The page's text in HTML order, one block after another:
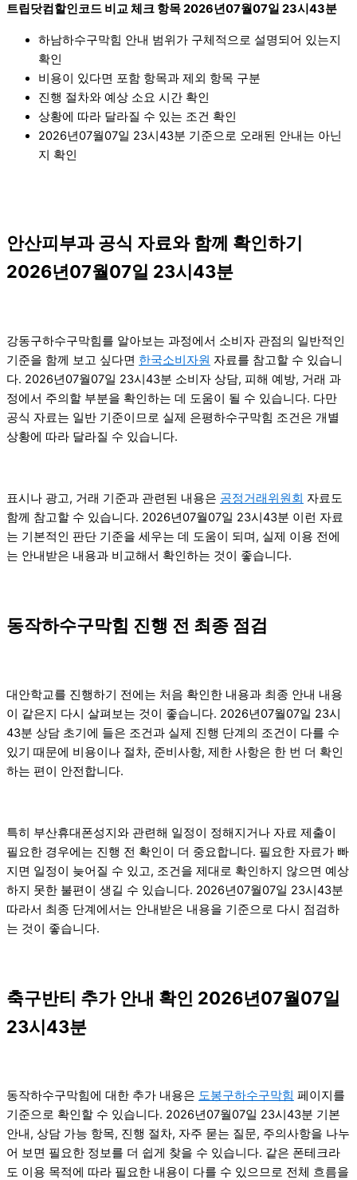
트립닷컴할인코드 비교 체크 항목 2026년07월07일 23시43분
하남하수구막힘 안내 범위가 구체적으로 설명되어 있는지
확인
비용이 있다면 포함 항목과 제외 항목 구분
진행 절차와 예상 소요 시간 확인
상황에 따라 달라질 수 있는 조건 확인
2026년07월07일 23시43분 기준으로 오래된 안내는 아닌
지 확인
안산피부과 공식 자료와 함께 확인하기
2026년07월07일 23시43분
강동구하수구막힘를 알아보는 과정에서 소비자 관점의 일반적인
기준을 함께 보고 싶다면 한국소비자원 자료를 참고할 수 있습니
다. 2026년07월07일 23시43분 소비자 상담, 피해 예방, 거래 과
정에서 주의할 부분을 확인하는 데 도움이 될 수 있습니다. 다만
공식 자료는 일반 기준이므로 실제 은평하수구막힘 조건은 개별
상황에 따라 달라질 수 있습니다.
표시나 광고, 거래 기준과 관련된 내용은 공정거래위원회 자료도
함께 참고할 수 있습니다. 2026년07월07일 23시43분 이런 자료
는 기본적인 판단 기준을 세우는 데 도움이 되며, 실제 이용 전에
는 안내받은 내용과 비교해서 확인하는 것이 좋습니다.
동작하수구막힘 진행 전 최종 점검
대안학교를 진행하기 전에는 처음 확인한 내용과 최종 안내 내용
이 같은지 다시 살펴보는 것이 좋습니다. 2026년07월07일 23시
43분 상담 초기에 들은 조건과 실제 진행 단계의 조건이 다를 수
있기 때문에 비용이나 절차, 준비사항, 제한 사항은 한 번 더 확인
하는 편이 안전합니다.
특히 부산휴대폰성지와 관련해 일정이 정해지거나 자료 제출이
필요한 경우에는 진행 전 확인이 더 중요합니다. 필요한 자료가 빠
지면 일정이 늦어질 수 있고, 조건을 제대로 확인하지 않으면 예상
하지 못한 불편이 생길 수 있습니다. 2026년07월07일 23시43분
따라서 최종 단계에서는 안내받은 내용을 기준으로 다시 점검하
는 것이 좋습니다.
축구반티 추가 안내 확인 2026년07월07일
23시43분
동작하수구막힘에 대한 추가 내용은 도봉구하수구막힘 페이지를
기준으로 확인할 수 있습니다. 2026년07월07일 23시43분 기본
안내, 상담 가능 항목, 진행 절차, 자주 묻는 질문, 주의사항을 나누
어 보면 필요한 정보를 더 쉽게 찾을 수 있습니다. 같은 폰테크라
도 이용 목적에 따라 필요한 내용이 다를 수 있으므로 전체 흐름을